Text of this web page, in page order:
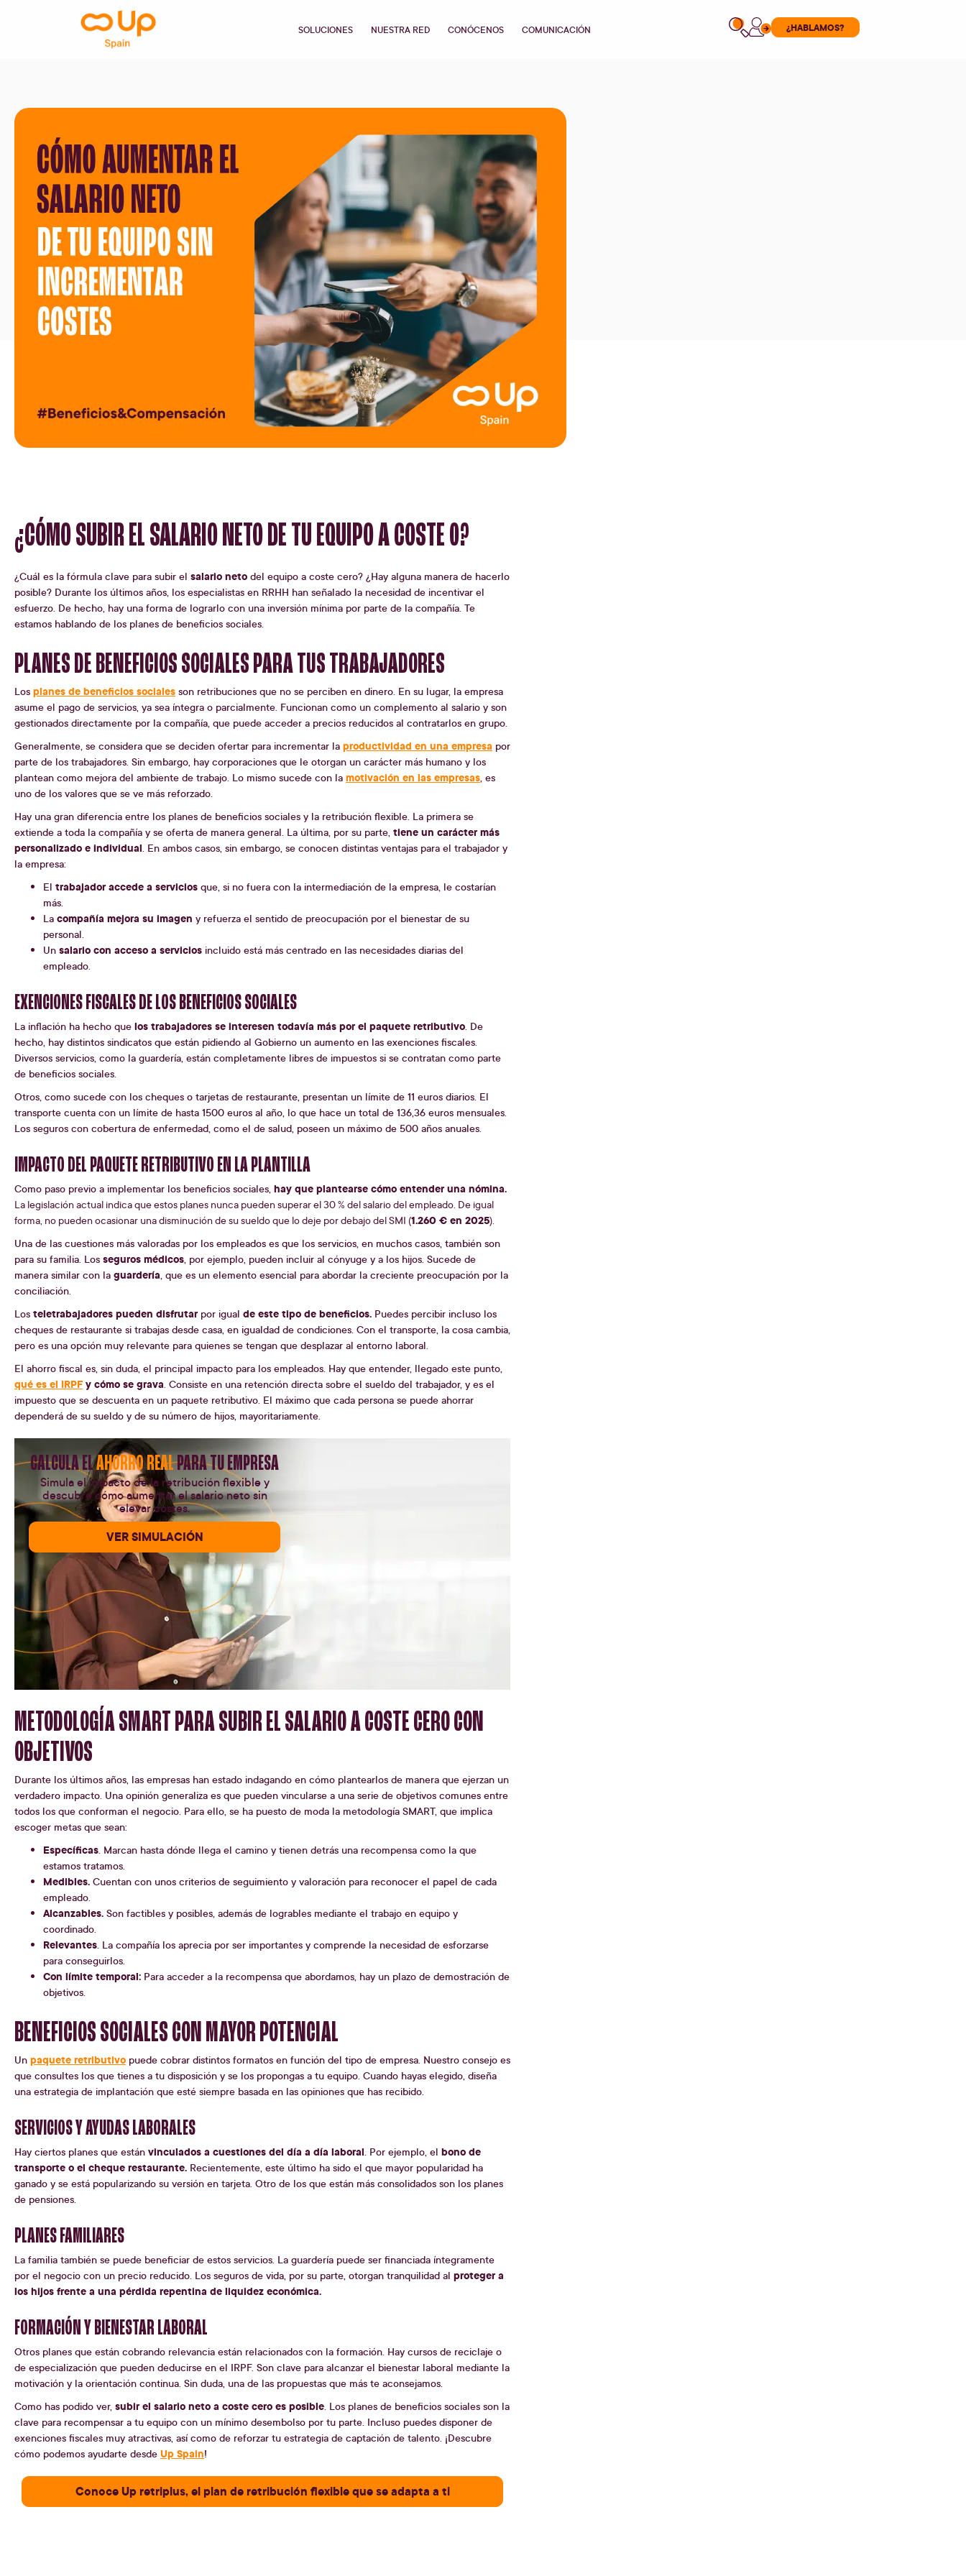
SOLUCIONES NUESTRA RED CONÓCENOS COMUNICACIÓN ¿HABLAMOS?
¿CÓMO SUBIR EL SALARIO NETO DE TU EQUIPO A COSTE 0?
¿Cuál es la fórmula clave para subir el salario neto del equipo a coste cero? ¿Hay alguna manera de hacerlo
posible? Durante los últimos años, los especialistas en RRHH han señalado la necesidad de incentivar el
esfuerzo. De hecho, hay una forma de lograrlo con una inversión mínima por parte de la compañía. Te
estamos hablando de los planes de beneficios sociales.
PLANES DE BENEFICIOS SOCIALES PARA TUS TRABAJADORES
Los planes de beneficios sociales son retribuciones que no se perciben en dinero. En su lugar, la empresa
asume el pago de servicios, ya sea íntegra o parcialmente. Funcionan como un complemento al salario y son
gestionados directamente por la compañía, que puede acceder a precios reducidos al contratarlos en grupo.
Generalmente, se considera que se deciden ofertar para incrementar la productividad en una empresa por
parte de los trabajadores. Sin embargo, hay corporaciones que le otorgan un carácter más humano y los
plantean como mejora del ambiente de trabajo. Lo mismo sucede con la motivación en las empresas, es
uno de los valores que se ve más reforzado.
Hay una gran diferencia entre los planes de beneficios sociales y la retribución flexible. La primera se
extiende a toda la compañía y se oferta de manera general. La última, por su parte, tiene un carácter más
personalizado e individual. En ambos casos, sin embargo, se conocen distintas ventajas para el trabajador y
la empresa:
El trabajador accede a servicios que, si no fuera con la intermediación de la empresa, le costarían
más.
La compañía mejora su imagen y refuerza el sentido de preocupación por el bienestar de su
personal.
Un salario con acceso a servicios incluido está más centrado en las necesidades diarias del
empleado.
EXENCIONES FISCALES DE LOS BENEFICIOS SOCIALES
La inflación ha hecho que los trabajadores se interesen todavía más por el paquete retributivo. De
hecho, hay distintos sindicatos que están pidiendo al Gobierno un aumento en las exenciones fiscales.
Diversos servicios, como la guardería, están completamente libres de impuestos si se contratan como parte
de beneficios sociales.
Otros, como sucede con los cheques o tarjetas de restaurante, presentan un límite de 11 euros diarios. El
transporte cuenta con un límite de hasta 1500 euros al año, lo que hace un total de 136,36 euros mensuales.
Los seguros con cobertura de enfermedad, como el de salud, poseen un máximo de 500 años anuales.
IMPACTO DEL PAQUETE RETRIBUTIVO EN LA PLANTILLA
Como paso previo a implementar los beneficios sociales, hay que plantearse cómo entender una nómina.
La legislación actual indica que estos planes nunca pueden superar el 30 % del salario del empleado. De igual
forma, no pueden ocasionar una disminución de su sueldo que lo deje por debajo del SMI (1.260 € en 2025).
Una de las cuestiones más valoradas por los empleados es que los servicios, en muchos casos, también son
para su familia. Los seguros médicos, por ejemplo, pueden incluir al cónyuge y a los hijos. Sucede de
manera similar con la guardería, que es un elemento esencial para abordar la creciente preocupación por la
conciliación.
Los teletrabajadores pueden disfrutarpor igual de este tipo de beneficios. Puedes percibir incluso los
cheques de restaurante si trabajas desde casa, en igualdad de condiciones. Con el transporte, la cosa cambia,
pero es una opción muy relevante para quienes se tengan que desplazar al entorno laboral.
El ahorro fiscal es, sin duda, el principal impacto para los empleados. Hay que entender, llegado este punto,
qué es el IRPFy cómo se grava. Consiste en una retención directa sobre el sueldo del trabajador, y es el
impuesto que se descuenta en un paquete retributivo. El máximo que cada persona se puede ahorrar
dependerá de su sueldo y de su número de hijos, mayoritariamente.
CALCULA ELAHORRO REALPARA TU EMPRESA
Simula el impacto de la retribución flexible y
descubre cómo aumentar el salario neto sin
elevar costes.
VER SIMULACIÓN
METODOLOGÍA SMART PARA SUBIR EL SALARIO A COSTE CERO CON
OBJETIVOS
Durante los últimos años, las empresas han estado indagando en cómo plantearlos de manera que ejerzan un
verdadero impacto. Una opinión generaliza es que pueden vincularse a una serie de objetivos comunes entre
todos los que conforman el negocio. Para ello, se ha puesto de moda la metodología SMART, que implica
escoger metas que sean:
Específicas. Marcan hasta dónde llega el camino y tienen detrás una recompensa como la que
estamos tratamos.
Medibles. Cuentan con unos criterios de seguimiento y valoración para reconocer el papel de cada
empleado.
Alcanzables. Son factibles y posibles, además de logrables mediante el trabajo en equipo y
coordinado.
Relevantes. La compañía los aprecia por ser importantes y comprende la necesidad de esforzarse
para conseguirlos.
Con límite temporal: Para acceder a la recompensa que abordamos, hay un plazo de demostración de
objetivos.
BENEFICIOS SOCIALES CON MAYOR POTENCIAL
Un paquete retributivo puede cobrar distintos formatos en función del tipo de empresa. Nuestro consejo es
que consultes los que tienes a tu disposición y se los propongas a tu equipo. Cuando hayas elegido, diseña
una estrategia de implantación que esté siempre basada en las opiniones que has recibido.
SERVICIOS Y AYUDAS LABORALES
Hay ciertos planes que están vinculados a cuestiones del día a día laboral. Por ejemplo, el bono de
transporte o el cheque restaurante. Recientemente, este último ha sido el que mayor popularidad ha
ganado y se está popularizando su versión en tarjeta. Otro de los que están más consolidados son los planes
de pensiones.
PLANES FAMILIARES
La familia también se puede beneficiar de estos servicios. La guardería puede ser financiada íntegramente
por el negocio con un precio reducido. Los seguros de vida, por su parte, otorgan tranquilidad al proteger a
los hijos frente a una pérdida repentina de liquidez económica.
FORMACIÓN Y BIENESTAR LABORAL
Otros planes que están cobrando relevancia están relacionados con la formación. Hay cursos de reciclaje o
de especialización que pueden deducirse en el IRPF. Son clave para alcanzar el bienestar laboral mediante la
motivación y la orientación continua. Sin duda, una de las propuestas que más te aconsejamos.
Como has podido ver, subir el salario neto a coste cero es posible. Los planes de beneficios sociales son la
clave para recompensar a tu equipo con un mínimo desembolso por tu parte. Incluso puedes disponer de
exenciones fiscales muy atractivas, así como de reforzar tu estrategia de captación de talento. ¡Descubre
cómo podemos ayudarte desde Up Spain!
Conoce Up retriplus, el plan de retribución flexible que se adapta a ti